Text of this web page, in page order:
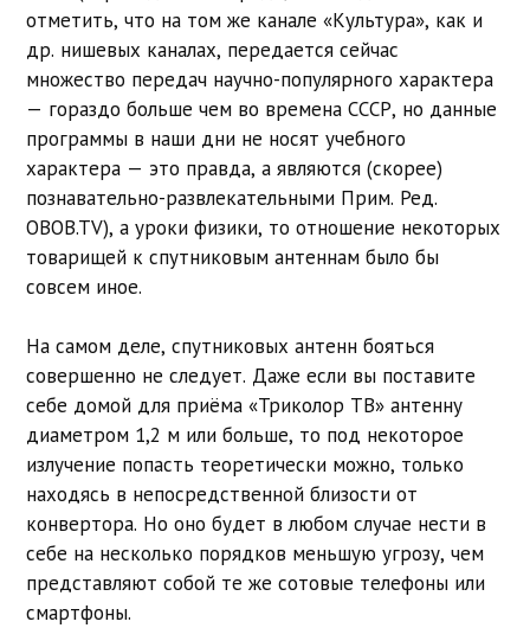
отметить, что на том же канале «Культура», как и
др. нишевых каналах, передается сейчас
множество передач научно-популярного характера
— гораздо больше чем во времена СССР, но данные
программы в наши дни не носят учебного
характера — это правда, а являются (скорее)
познавательно-развлекательными Прим. Ред.
OBOB.TV), а уроки физики, то отношение некоторых
товарищей к спутниковым антеннам было бы
совсем иное.
На самом деле, спутниковых антенн бояться
совершенно не следует. Даже если вы поставите
себе домой для приёма «Триколор ТВ» антенну
диаметром 1,2 м или больше, то под некоторое
излучение попасть теоретически можно, только
находясь в непосредственной близости от
конвертора. Но оно будет в любом случае нести в
себе на несколько порядков меньшую угрозу, чем
представляют собой те же сотовые телефоны или
смартфоны.